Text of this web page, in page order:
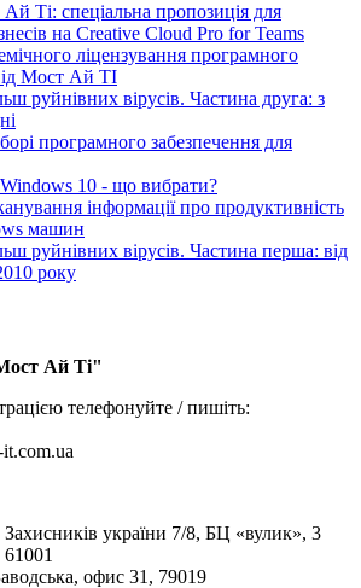
Ті: спеціальна пропозиція для
на Creative Cloud Pro for Teams
ліцензування програмного
Мост Ай ТІ
руйнівних вірусів. Частина друга: з
програмного забезпечення для
10 - що вибрати?
інформації про продуктивність
машин
руйнівних вірусів. Частина перша: від
року
Ай Ті"
телефонуйте / пишіть:
україни 7/8, БЦ «вулик», 3
офис 31, 79019